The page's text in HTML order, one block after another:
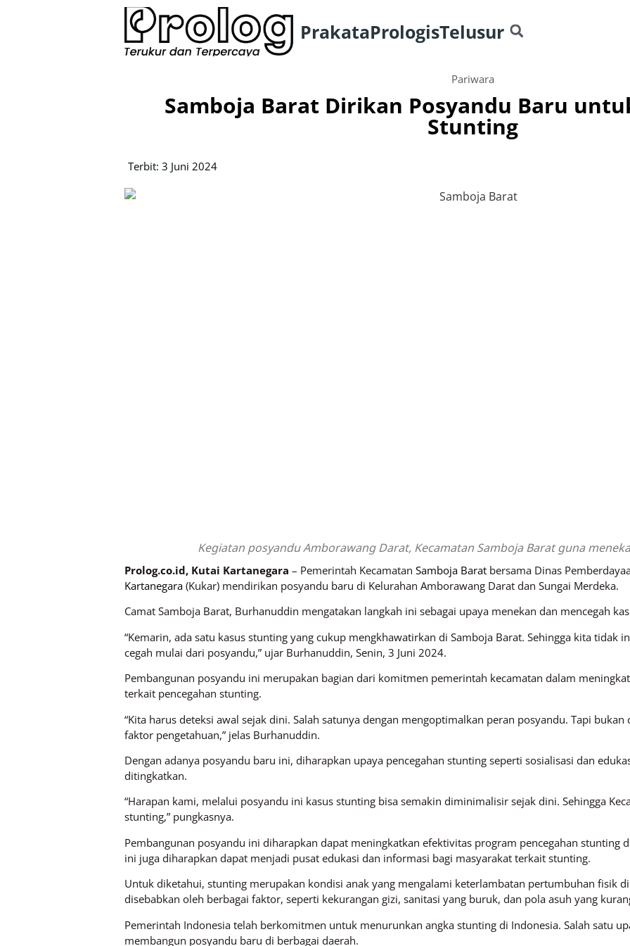
PrakataPrologisTelusur
Pariwara
Samboja Barat Dirikan Posyandu Baru
Stunting
Terbit: 3 Juni 2024
Kegiatan posyandu Amborawang Darat, Kecamatan Samboja Barat guna
Prolog.co.id, Kutai Kartanegara – Pemerintah Kecamatan Samboja Barat bersama Dinas
Kartanegara (Kukar) mendirikan posyandu baru di Kelurahan Amborawang Darat dan Sungai Merdeka.
Camat Samboja Barat, Burhanuddin mengatakan langkah ini sebagai upaya menekan dan mencegah
“Kemarin, ada satu kasus stunting yang cukup mengkhawatirkan di Samboja Barat. Sehingga kita tidak
cegah mulai dari posyandu,” ujar Burhanuddin, Senin, 3 Juni 2024.
Pembangunan posyandu ini merupakan bagian dari komitmen pemerintah kecamatan dalam
terkait pencegahan stunting.
“Kita harus deteksi awal sejak dini. Salah satunya dengan mengoptimalkan peran posyandu. Tapi
faktor pengetahuan,” jelas Burhanuddin.
Dengan adanya posyandu baru ini, diharapkan upaya pencegahan stunting seperti sosialisasi dan
ditingkatkan.
“Harapan kami, melalui posyandu ini kasus stunting bisa semakin diminimalisir sejak dini. Sehingga
stunting,” pungkasnya.
Pembangunan posyandu ini diharapkan dapat meningkatkan efektivitas program pencegahan stunting
ini juga diharapkan dapat menjadi pusat edukasi dan informasi bagi masyarakat terkait stunting.
Untuk diketahui, stunting merupakan kondisi anak yang mengalami keterlambatan pertumbuhan fisik
disebabkan oleh berbagai faktor, seperti kekurangan gizi, sanitasi yang buruk, dan pola asuh yang
Pemerintah Indonesia telah berkomitmen untuk menurunkan angka stunting di Indonesia. Salah satu
membangun posyandu baru di berbagai daerah.